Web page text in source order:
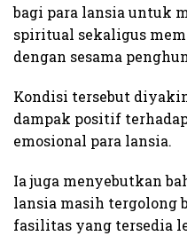
bagi para lansia untuk
spiritual sekaligus
dengan sesama
Kondisi tersebut
dampak positif
emosional para lansia.
Ia juga menyebutkan
lansia masih tergolong
fasilitas yang tersedia